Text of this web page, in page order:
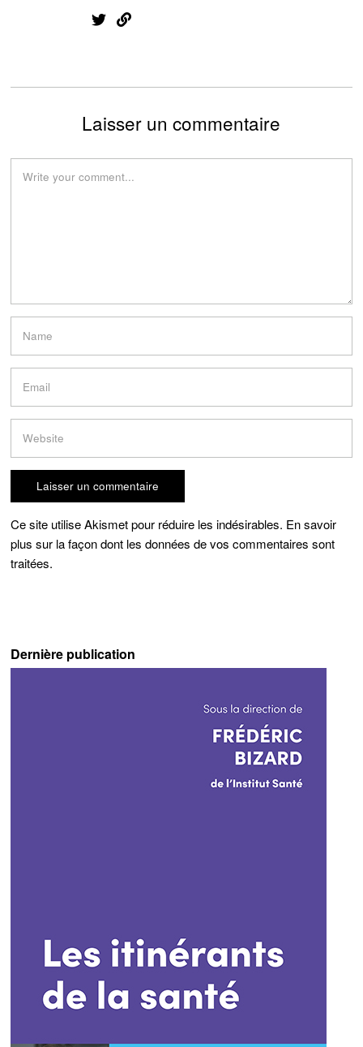
Laisser un commentaire
Ce site utilise Akismet pour réduire les indésirables. En savoir
plus sur la façon dont les données de vos commentaires sont
traitées.
Dernière publication